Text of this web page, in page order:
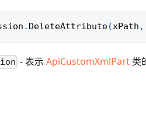
. DeleteAttribute(xPath ,
- 表示ApiCustomXmlPart 类